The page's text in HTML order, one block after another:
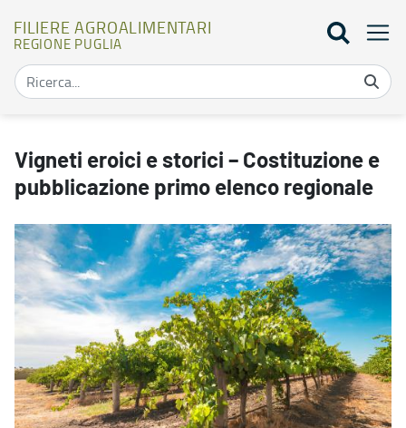
FILIERE AGROALIMENTARI
REGIONE PUGLIA
Vigneti eroici e storici – Costituzione e
pubblicazione primo elenco regionale